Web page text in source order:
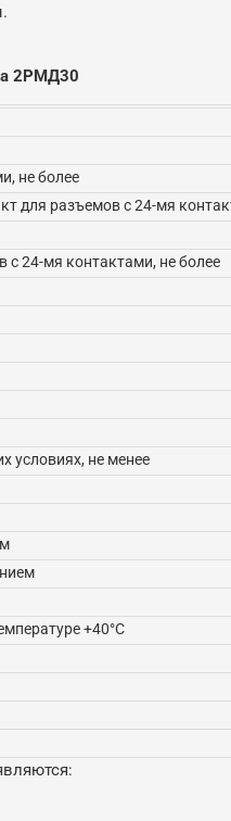
2РМД30
не более
для разъемов с 24-мя
24-мя контактами, не более
условиях, не менее
+40°C